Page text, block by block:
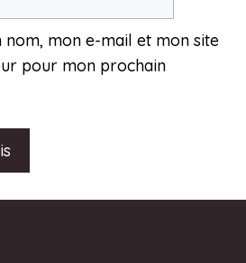
mon e-mail et mon site
pour mon prochain